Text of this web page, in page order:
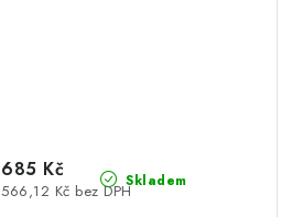
Skladem
566,12 Kč bez DPH
685 Kč